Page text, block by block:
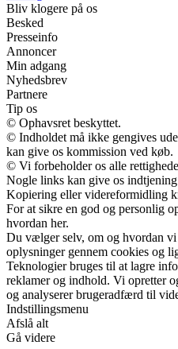
Bliv klogere på os
Besked
Presseinfo
Annoncer
Min adgang
Nyhedsbrev
Partnere
Tip os
© Ophavsret beskyttet.
© Indholdet må ikke gengives
kan give os kommission ved køb.
© Vi forbeholder os alle
Nogle links kan give os
Kopiering eller videreformidling
For at sikre en god og personlig
hvordan her.
Du vælger selv, om og hvordan
oplysninger gennem cookies og
Teknologier bruges til at lagre
reklamer og indhold. Vi opretter
og analyserer brugeradfærd til
Indstillingsmenu
Afslå alt
Gå videre